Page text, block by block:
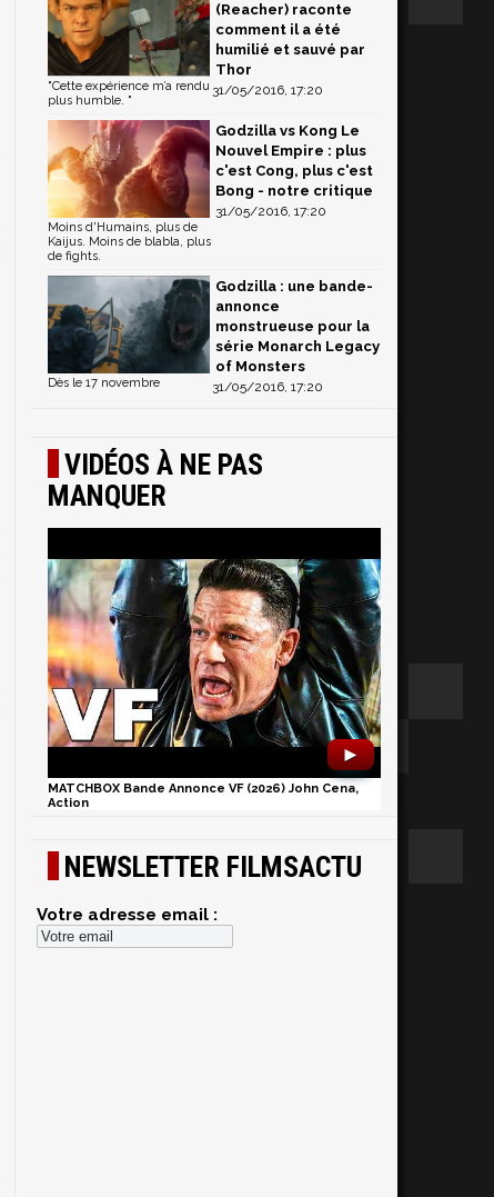
(Reacher) raconte
comment il a été
humilié et sauvé par
Thor
31/05/2016, 17:20
"Cette expérience m’a rendu
plus humble. "
Godzilla vs Kong Le
Nouvel Empire : plus
c'est Cong, plus c'est
Bong - notre critique
31/05/2016, 17:20
Moins d'Humains, plus de
Kaijus. Moins de blabla, plus
de fights.
Godzilla : une bande-
annonce
monstrueuse pour la
série Monarch Legacy
of Monsters
31/05/2016, 17:20
Dès le 17 novembre
VIDÉOS À NE PAS
MANQUER
►
MATCHBOX Bande Annonce VF (2026) John Cena,
Action
NEWSLETTER FILMSACTU
Votre adresse email :